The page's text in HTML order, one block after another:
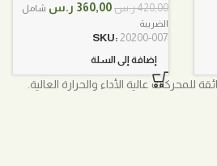
420,00ر.س السعر
هو:
360,00 ر.س السعر
شامل
الضريبة
SKU: 20200-007
إضافة إلى السلة
للمحركات عالية الأداء والحرارة العالية.